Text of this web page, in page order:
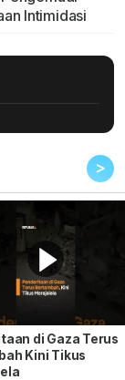
Intimidasi
>
di Gaza Terus
Kini Tikus